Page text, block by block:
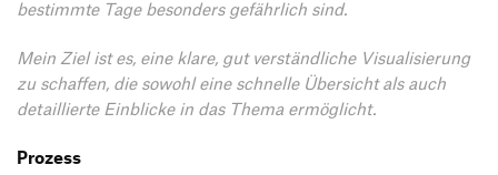
bestimmte Tage besonders gefährlich sind.
Mein Ziel ist es, eine klare, gut verständliche Visualisierung
zu schaffen, die sowohl eine schnelle Übersicht als auch
detaillierte Einblicke in das Thema ermöglicht.
Prozess